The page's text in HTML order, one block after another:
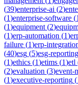
(39)enterprise-ai (2)
(1)enterprise-software (1
(1)equipment (2)
(1)erp-automation (1)
failure (1)erp-
(40)esg (5)esg-reporting
(1)ethics (1)etims (1)etl
(2)evaluation (3)event-
(1)executive-reporting (